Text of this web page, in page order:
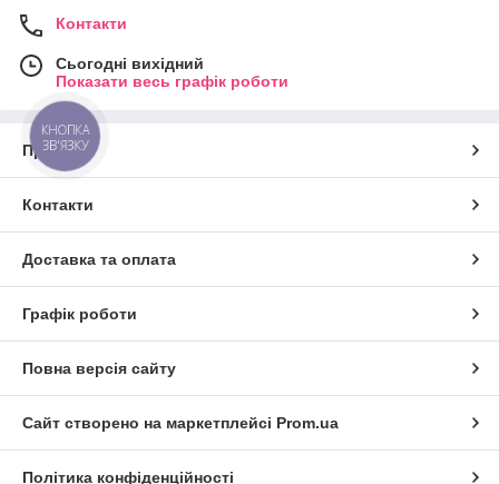
Контакти
Сьогодні вихідний
Показати весь графік роботи
Про нас
Контакти
Доставка та оплата
Графік роботи
Повна версія сайту
Сайт створено на маркетплейсі Prom.ua
Політика конфіденційності
КНОПКА
ЗВ'ЯЗКУ